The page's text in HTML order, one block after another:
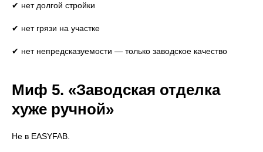
✔ нет долгой стройки
✔ нет грязи на участке
✔ нет непредсказуемости — только заводское качество
Миф 5. «Заводская отделка
хуже ручной»
Не в EASYFAB.